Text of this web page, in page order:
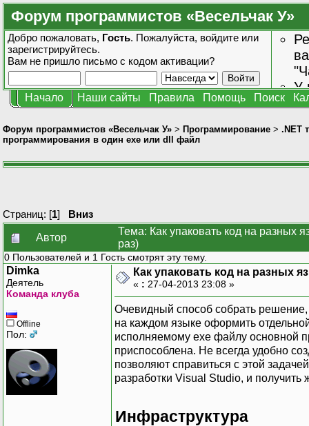
Форум программистов «Весельчак У»
Добро пожаловать, Гость. Пожалуйста, войдите или
зарегистрируйтесь.
Вам не пришло письмо с кодом активации?
У
Начало Наши сайты Правила Помощь Поиск
Форум программистов «Весельчак У» > Программирование > .NET
программирования в один exe или dll файл
Страниц: [1] Вниз
Автор
Тема: Как упаковать код на разных
раз)
0 Пользователей и 1 Гость смотрят эту тему.
Dimka
Деятель
Команда клуба
Offline
Пол:
Как упаковать код на разных
« : 27-04-2013 23:08 »
Очевидный способ собрать
на каждом языке оформить
исполняемому exe файлу основной
приспособлена. Не всегда удобно
позволяют справиться с этой
разработки Visual Studio, и
Инфраструктура